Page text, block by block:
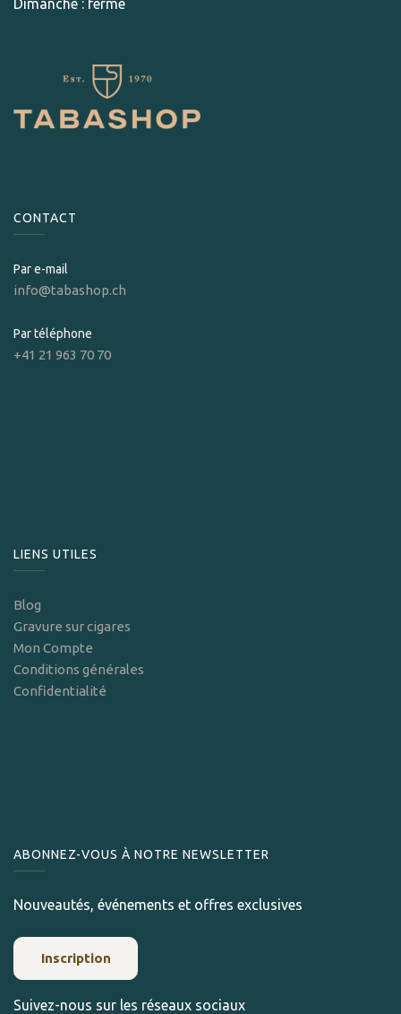
Dimanche : fermé
CONTACT
Par e-mail
info@tabashop.ch
Par téléphone
+41 21 963 70 70
LIENS UTILES
Blog
Gravure sur cigares
Mon Compte
Conditions générales
Confidentialité
ABONNEZ-VOUS À NOTRE NEWSLETTER
Nouveautés, événements et offres exclusives
Inscription
Suivez-nous sur les réseaux sociaux